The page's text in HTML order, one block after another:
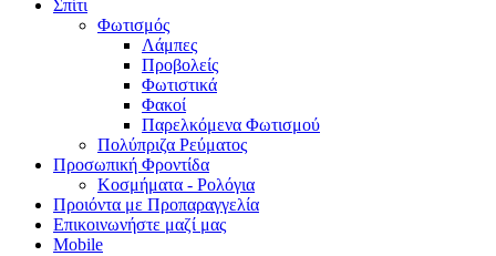
Σπίτι
Φωτισμός
Λάμπες
Προβολείς
Φωτιστικά
Φακοί
Παρελκόμενα Φωτισμού
Πολύπριζα Ρεύματος
Προσωπική Φροντίδα
Κοσμήματα - Ρολόγια
Προιόντα με Προπαραγγελία
Επικοινωνήστε μαζί μας
Mobile